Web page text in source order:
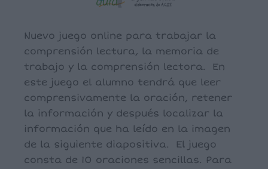
Nuevo juego online para trabajar la
comprensión lectura, la memoria de
trabajo y la comprensión lectora. En
este juego el alumno tendrá que leer
comprensivamente la oración, retener
la información y después localizar la
información que ha leído en la imagen
de la siguiente diapositiva. El juego
consta de 10 oraciones sencillas. Para